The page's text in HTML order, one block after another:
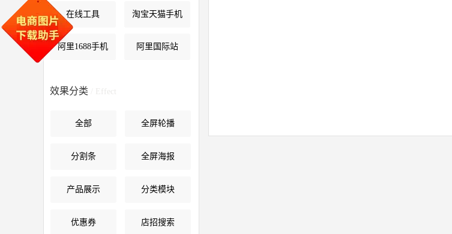
在线工具 淘宝天猫手机
阿里1688手机 阿里国际站
效果分类 / Effect
全部 全屏轮播
分割条 全屏海报
产品展示 分类模块
优惠券 店招搜索